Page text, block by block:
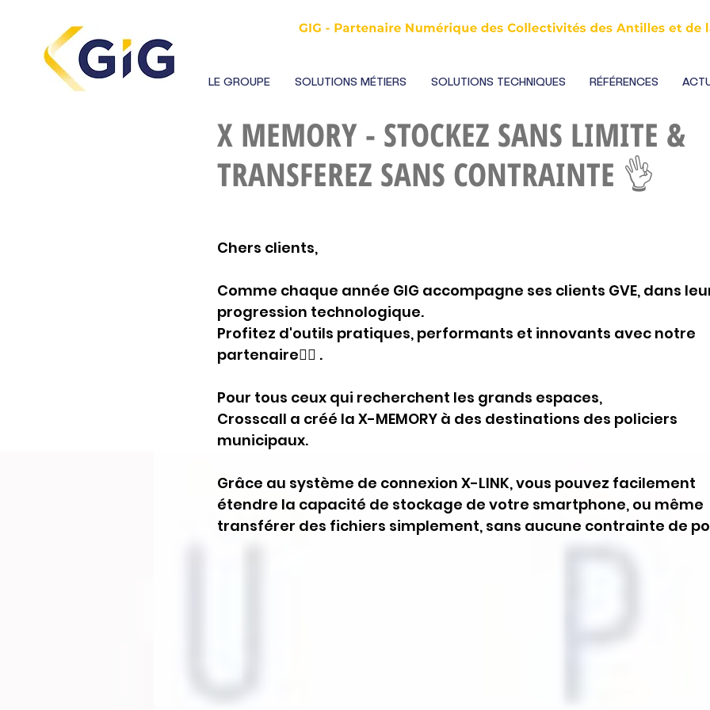
LE GROUPE SOLUTIONS MÉTIERS SOLUTIONS TECHNIQUES RÉFÉRENCES
X MEMORY - STOCKEZ SANS LIMITE &
TRANSFEREZ SANS CONTRAINTE 👌
Chers clients,
Comme chaque année GIG accompagne ses clients GVE, dans
progression technologique.
Profitez d'outils pratiques, performants et innovants avec notre
partenaire👇🏾 .
Pour tous ceux qui recherchent les grands espaces,
Crosscall a créé la X-MEMORY à des destinations des policiers
municipaux.
Grâce au système de connexion X-LINK, vous pouvez facilement
étendre la capacité de stockage de votre smartphone, ou même
transférer des fichiers simplement, sans aucune contrainte de